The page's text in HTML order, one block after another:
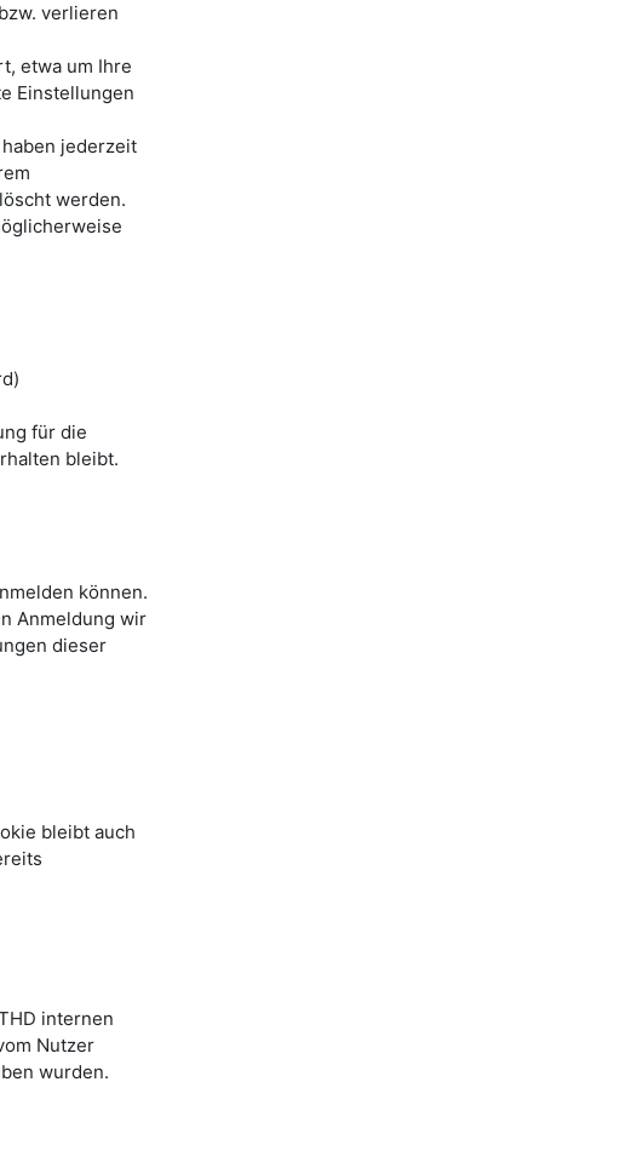
verlieren
etwa um Ihre
Einstellungen
jederzeit
werden.
für die
bleibt.
können.
Anmeldung wir
dieser
bleibt auch
internen
Nutzer
wurden.